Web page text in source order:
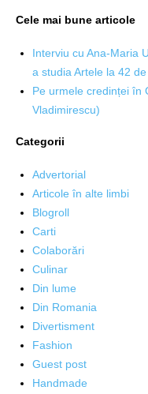
Cele mai bune articole
Interviu cu Ana-Maria
a studia Artele la 42
Pe urmele credinței în
Vladimirescu)
Categorii
Advertorial
Articole în alte limbi
Blogroll
Carti
Colaborări
Culinar
Din lume
Din Romania
Divertisment
Fashion
Guest post
Handmade